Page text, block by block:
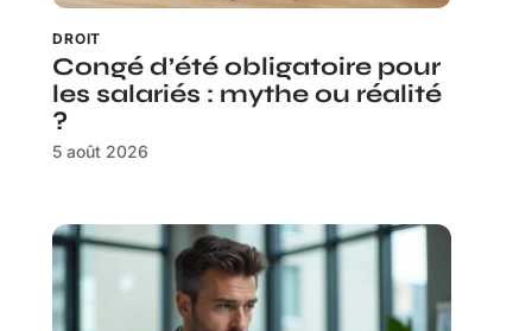
DROIT
Congé d’été obligatoire pour
les salariés : mythe ou réalité
?
5 août 2026